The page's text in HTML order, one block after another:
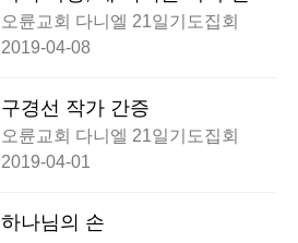
나서 함께 가자 (간증)
오륜교회 다니엘 21일기도집회
2019-04-08
구경선 작가 간증
오륜교회 다니엘 21일기도집회
2019-04-01
하나님의 손